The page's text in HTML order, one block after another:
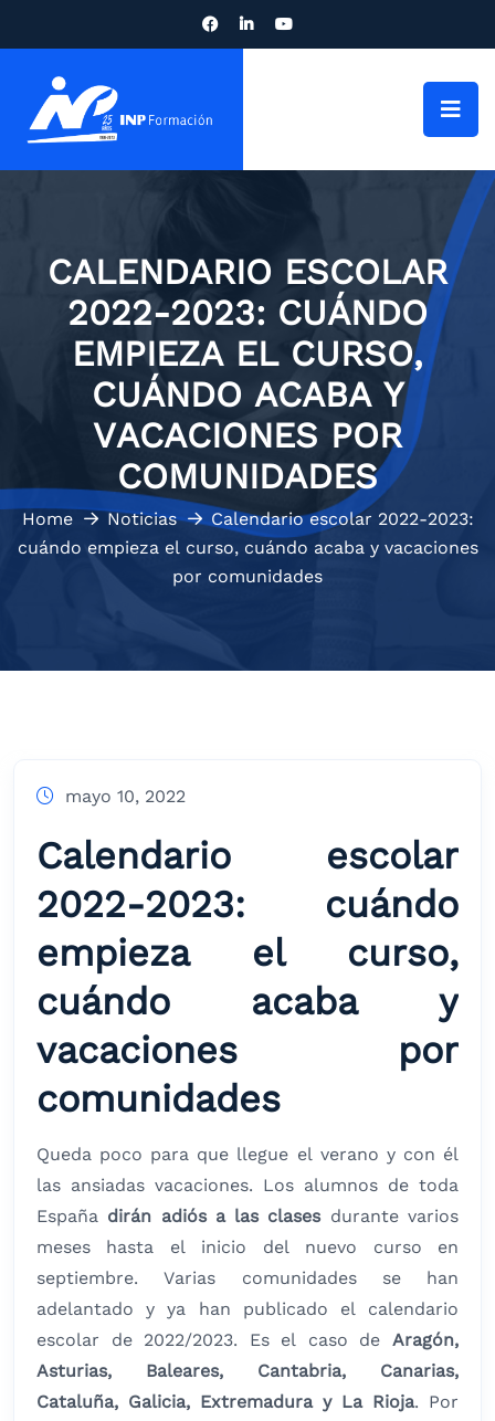
CALENDARIO ESCOLAR
2022-2023: CUÁNDO
EMPIEZA EL CURSO,
CUÁNDO ACABA Y
VACACIONES POR
COMUNIDADES
Home Noticias
Calendario escolar 2022-2023:
cuándo empieza el curso, cuándo acaba y vacaciones
por comunidades
mayo 10, 2022
Calendario escolar
2022-2023: cuándo
empieza el curso,
cuándo acaba y
vacaciones por
comunidades
Queda poco para que llegue el verano y con él
las ansiadas vacaciones. Los alumnos de toda
España dirán adiós a las clases durante varios
meses hasta el inicio del nuevo curso en
septiembre. Varias comunidades se han
adelantado y ya han publicado el calendario
escolar de 2022/2023. Es el caso de Aragón,
Asturias, Baleares, Cantabria, Canarias,
Cataluña, Galicia, Extremadura y La Rioja. Por